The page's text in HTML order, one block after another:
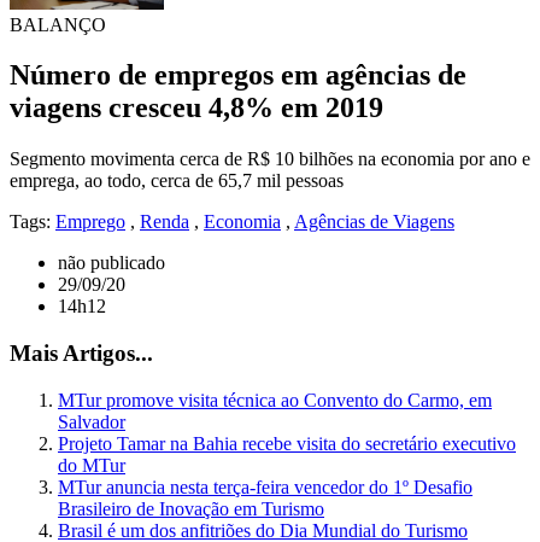
BALANÇO
Número de empregos em agências de
viagens cresceu 4,8% em 2019
Segmento movimenta cerca de R$ 10 bilhões na economia por ano e
emprega, ao todo, cerca de 65,7 mil pessoas
Tags: Emprego , Renda , Economia , Agências de Viagens
não publicado
29/09/20
14h12
Mais Artigos...
MTur promove visita técnica ao Convento do Carmo, em
Salvador
Projeto Tamar na Bahia recebe visita do secretário executivo
do MTur
MTur anuncia nesta terça-feira vencedor do 1º Desafio
Brasileiro de Inovação em Turismo
Brasil é um dos anfitriões do Dia Mundial do Turismo